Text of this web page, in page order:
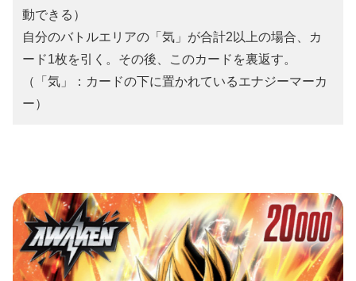
動できる）
自分のバトルエリアの「気」が合計2以上の場合、カ
ード1枚を引く。その後、このカードを裏返す。
（「気」：カードの下に置かれているエナジーマーカ
ー）